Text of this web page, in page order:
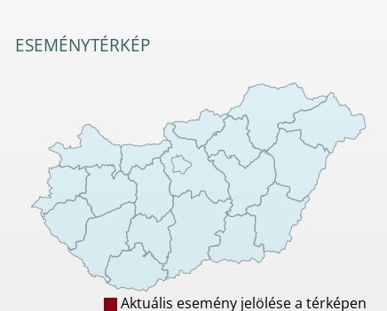
ESEMÉNYTÉRKÉP
Aktuális esemény jelölése a térképen